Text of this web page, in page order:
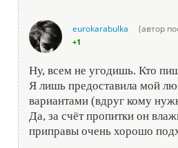
eurokarabulka (автор
+1
Ну, всем не угодишь. Кто
Я лишь предоставила мой
вариантами (вдруг кому
Да, за счёт пропитки он
приправы очень хорошо